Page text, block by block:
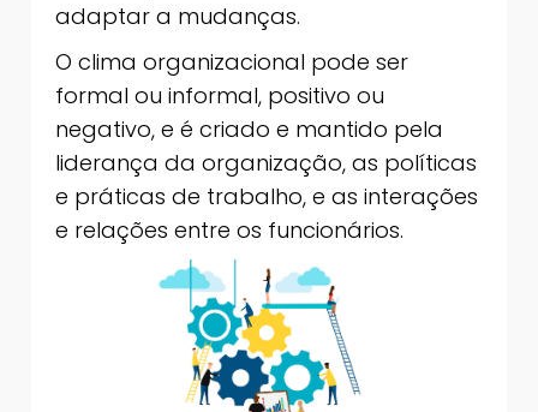
adaptar a mudanças.
O clima organizacional pode ser
formal ou informal, positivo ou
negativo, e é criado e mantido pela
liderança da organização, as políticas
e práticas de trabalho, e as interações
e relações entre os funcionários.